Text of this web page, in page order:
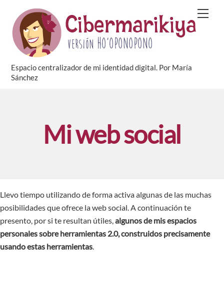
content
Espacio centralizador de mi identidad digital. Por María
Sánchez
Mi web social
Llevo tiempo utilizando de forma activa algunas de las muchas
posibilidades que ofrece la web social. A continuación te
presento, por si te resultan útiles,algunos de mis espacios
personales sobre herramientas 2.0, construidos precisamente
usando estas herramientas.